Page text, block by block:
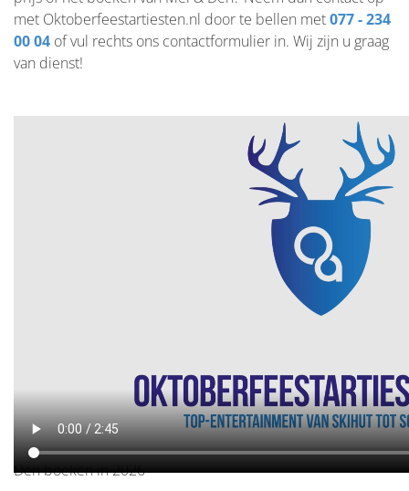
met Oktoberfeestartiesten.nl door te bellen met077 - 234
00 04 of vul rechts ons contactformulier in. Wij zijn u graag
van dienst!
Den, schlagerzanger Mel & Den, tiroler muzikant Mel &
Den, volksmuziek Mel & Den , prijs Mel & Den , gage Mel &
Den, artiestenburo Mel & Den , artiestenbureau Mel & Den
, management Mel & Den , Mel & Den Tirol Sound, Mel &
Den boeken in 2026